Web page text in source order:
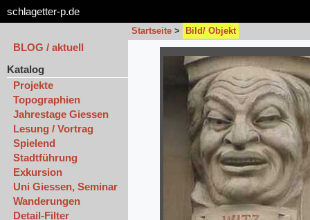
schlagetter-p.de
Startseite > Bild/ Objekt
BLOG / aktuell
Katalog
Projekte
Topographien
Jahrestage Giessen
Lesung / Vortrag
Spielend
Stadtführung
Exkursion
Uni Giessen, Seminar
Wanderungen
Detail-Filter